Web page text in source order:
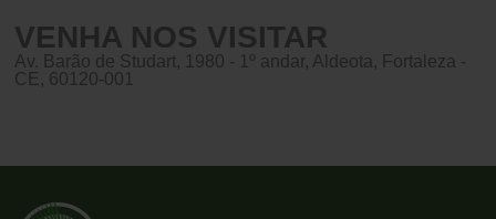
VENHA NOS VISITAR
Av. Barão de Studart, 1980 - 1º andar, Aldeota, Fortaleza -
CE, 60120-001